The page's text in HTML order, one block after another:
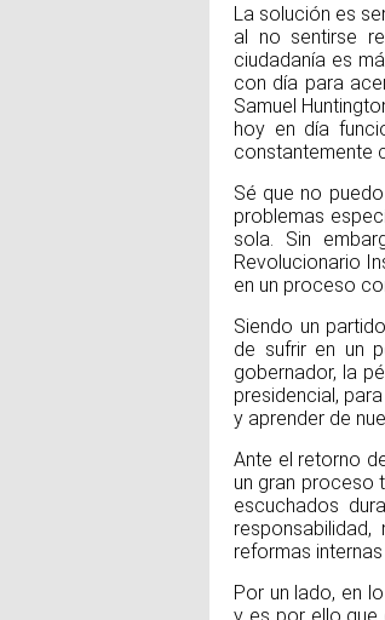
La solución es
al no sentirse
ciudadanía es
con día para
Samuel
hoy en día
constantemente
Sé que no
problemas
sola. Sin
Revolucionario
en un proceso
Siendo un
de sufrir en un
gobernador, la
presidencial,
y aprender de
Ante el retorno
un gran proceso
escuchados
reformas
Por un lado, en
y es por ello que